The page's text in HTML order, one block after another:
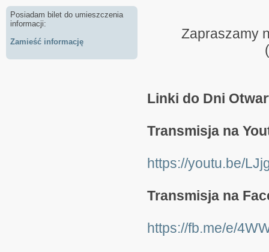
Posiadam bilet do umieszczenia
informacji:
Zamieść informację
Zapraszamy
Linki do Dni
Transmisja na
https://youtu.be/
Transmisja na
https://fb.me/e/